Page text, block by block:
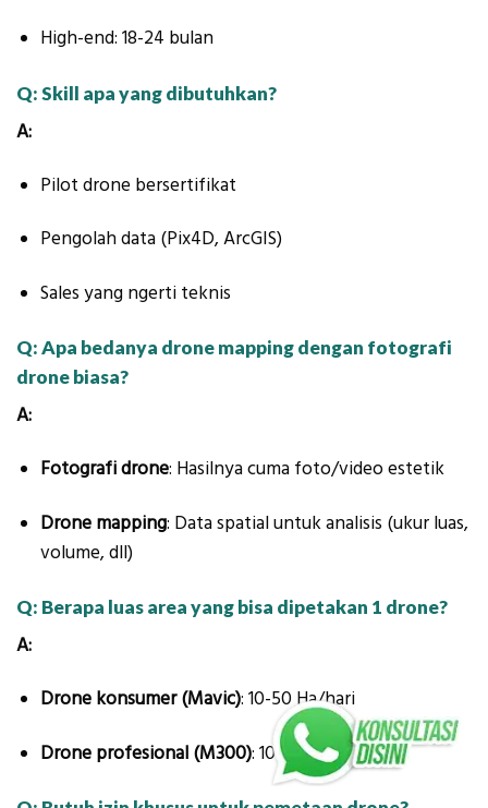
High-end: 18-24 bulan
Q: Skill apa yang dibutuhkan?
A:
Pilot drone bersertifikat
Pengolah data (Pix4D, ArcGIS)
Sales yang ngerti teknis
Q: Apa bedanya drone mapping dengan fotografi
drone biasa?
A:
Fotografi drone: Hasilnya cuma foto/video estetik
Drone mapping: Data spatial untuk analisis (ukur luas,
volume, dll)
Q: Berapa luas area yang bisa dipetakan 1 drone?
A:
Drone konsumer (Mavic): 10-50 Ha/hari
Drone profesional (M300): 100-500 Ha/hari